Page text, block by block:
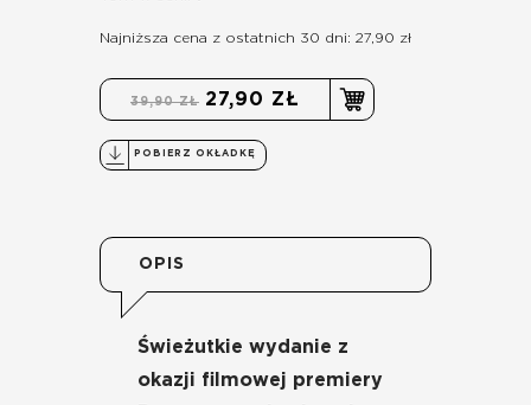
Najniższa cena z ostatnich 30 dni: 27,90 zł
39,90 ZŁ 27,90 ZŁ
POBIERZ OKŁADKĘ
OPIS
Świeżutkie wydanie z
okazji filmowej premiery